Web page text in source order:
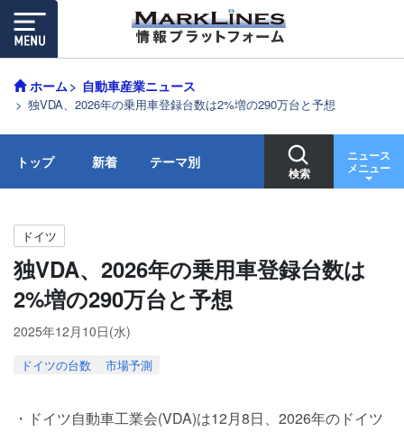
ホーム 自動車産業ニュース
独VDA、2026年の乗用車登録台数は2%増の290万台と予想
トップ 新着 テーマ別
検索
ニュース
メニュー
ドイツ
独VDA、2026年の乗用車登録台数は
2%増の290万台と予想
2025年12月10日(水)
ドイツの台数 市場予測
・ドイツ自動車工業会(VDA)は12月8日、2026年のドイツ